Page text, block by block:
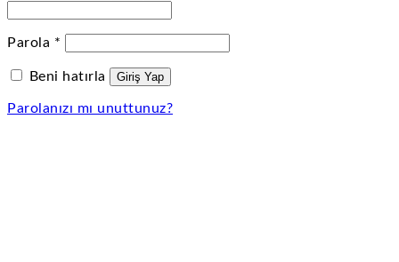
Parola *
Beni hatırla Giriş Yap
Parolanızı mı unuttunuz?